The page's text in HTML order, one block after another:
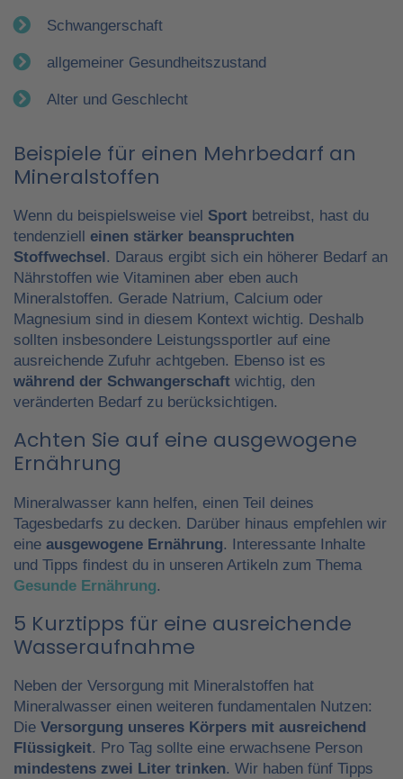
Schwangerschaft
allgemeiner Gesundheitszustand
Alter und Geschlecht
Beispiele für einen Mehrbedarf an
Mineralstoffen
Wenn du beispielsweise viel Sport betreibst, hast du
tendenziell einen stärker beanspruchten
Stoffwechsel. Daraus ergibt sich ein höherer Bedarf an
Nährstoffen wie Vitaminen aber eben auch
Mineralstoffen. Gerade Natrium, Calcium oder
Magnesium sind in diesem Kontext wichtig. Deshalb
sollten insbesondere Leistungssportler auf eine
ausreichende Zufuhr achtgeben. Ebenso ist es
während der Schwangerschaft wichtig, den
veränderten Bedarf zu berücksichtigen.
Achten Sie auf eine ausgewogene
Ernährung
Mineralwasser kann helfen, einen Teil deines
Tagesbedarfs zu decken. Darüber hinaus empfehlen wir
eine ausgewogene Ernährung. Interessante Inhalte
und Tipps findest du in unseren Artikeln zum Thema
Gesunde Ernährung.
5 Kurztipps für eine ausreichende
Wasseraufnahme
Neben der Versorgung mit Mineralstoffen hat
Mineralwasser einen weiteren fundamentalen Nutzen:
Die Versorgung unseres Körpers mit ausreichend
Flüssigkeit. Pro Tag sollte eine erwachsene Person
mindestens zwei Liter trinken. Wir haben fünf Tipps